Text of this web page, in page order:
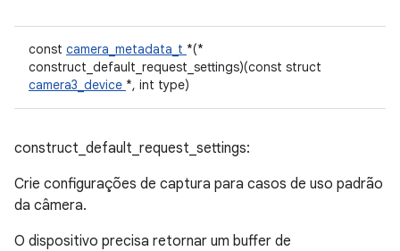
const camera_metadata_t *(*
construct_default_request_settings)(const struct
camera3_device *, int type)
construct_default_request_settings:
Crie configurações de captura para casos de uso padrão
da câmera.
O dispositivo precisa retornar um buffer de